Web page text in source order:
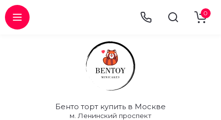
Бенто торт купить в Москве
м. Ленинский проспект
0